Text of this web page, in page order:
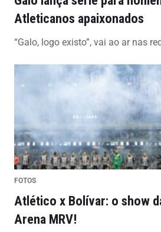
Atleticanos apaixonados
“Galo, logo existo”, vai ao ar nas
FOTOS
Atlético x Bolívar: o show
Arena MRV!